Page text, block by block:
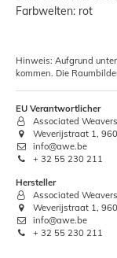
Farbwelten: rot
Hinweis: Aufgrund
kommen. Die
EU Verantwortlicher
Associated
Weverijstraat 1,
info@awe.be
+ 32 55 230 211
Hersteller
Associated
Weverijstraat 1,
info@awe.be
+ 32 55 230 211